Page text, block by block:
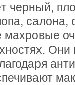
чeрный,
салона,
Они